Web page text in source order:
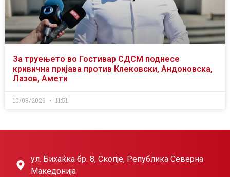
За труењето во Гостивар СДСМ поднесе
кривична пријава против Клековски, Андоновска,
Лазов, Амети
10/08/2026 11:51
ул. Бихаќка бр. 8, Скопје, Република Северна
Македонија